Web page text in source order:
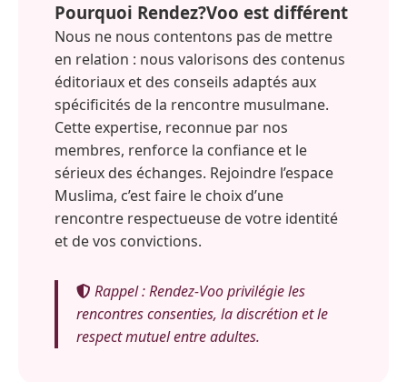
Pourquoi Rendez?Voo est différent
Nous ne nous contentons pas de mettre
en relation : nous valorisons des contenus
éditoriaux et des conseils adaptés aux
spécificités de la rencontre musulmane.
Cette expertise, reconnue par nos
membres, renforce la confiance et le
sérieux des échanges. Rejoindre l’espace
Muslima, c’est faire le choix d’une
rencontre respectueuse de votre identité
et de vos convictions.
Rappel : Rendez-Voo privilégie les
rencontres consenties, la discrétion et le
respect mutuel entre adultes.